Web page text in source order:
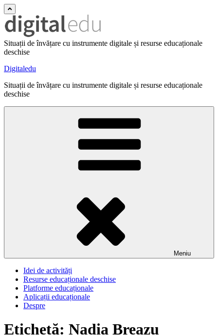
Situații de învățare cu instrumente digitale și resurse educaționale
deschise
Digitaledu
Situații de învățare cu instrumente digitale și resurse educaționale
deschise
Meniu
Idei de activități
Resurse educaționale deschise
Platforme educaționale
Aplicații educaționale
Despre
Etichetă: Nadia Breazu